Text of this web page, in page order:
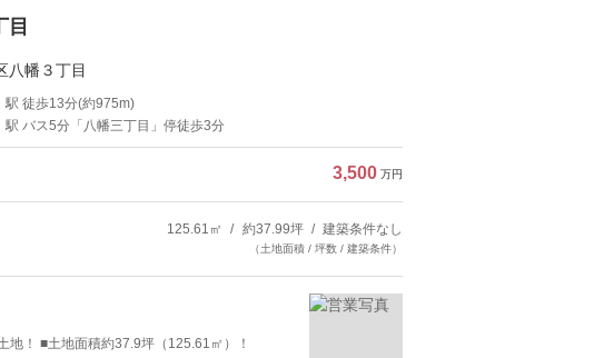
目
八幡３丁目
駅 徒歩13分(約975m)
駅 バス5分「八幡三丁目」停徒歩3分
3,500 万円
125.61㎡ 約37.99坪 建築条件なし
（土地面積 / 坪数 / 建築条件）
地！ ■土地面積約37.9坪（125.61㎡）！